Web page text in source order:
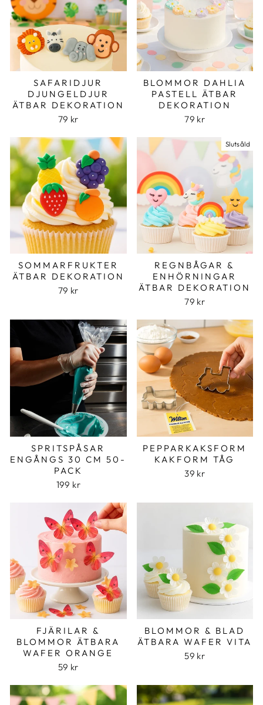
SAFARIDJUR
DJUNGELDJUR
ÄTBAR DEKORATION
79 kr
BLOMMOR DAHLIA
PASTELL ÄTBAR
DEKORATION
79 kr
SOMMARFRUKTER
ÄTBAR DEKORATION
79 kr
Slutsåld
REGNBÅGAR &
ENHÖRNINGAR
ÄTBAR DEKORATION
79 kr
SPRITSPÅSAR
ENGÅNGS 30 CM 50-
PACK
199 kr
PEPPARKAKSFORM
KAKFORM TÅG
39 kr
FJÄRILAR &
BLOMMOR ÄTBARA
WAFER ORANGE
59 kr
BLOMMOR & BLAD
ÄTBARA WAFER VITA
59 kr